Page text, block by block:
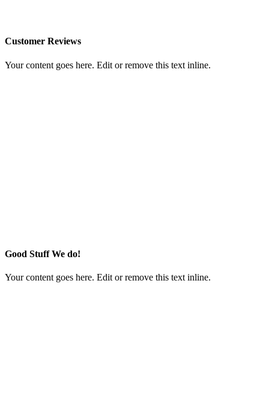
Customer Reviews
Your content goes here. Edit or remove this text inline.
Good Stuff We do!
Your content goes here. Edit or remove this text inline.